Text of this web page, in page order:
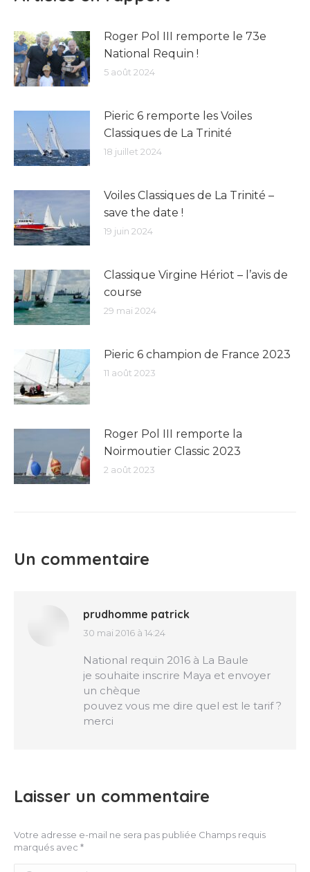
Roger Pol III remporte le 73e
National Requin !
5 août 2024
Pieric 6 remporte les Voiles
Classiques de La Trinité
18 juillet 2024
Voiles Classiques de La Trinité –
save the date !
19 juin 2024
Classique Virgine Hériot – l’avis de
course
29 mai 2024
Pieric 6 champion de France 2023
11 août 2023
Roger Pol III remporte la
Noirmoutier Classic 2023
2 août 2023
Un commentaire
prudhomme patrick
dit
30 mai 2016 à 14:24
National requin 2016 à La Baule
je souhaite inscrire Maya et envoyer
un chèque
pouvez vous me dire quel est le tarif ?
merci
Laisser un commentaire
Votre adresse e-mail ne sera pas publiée Champs requis
marqués avec *